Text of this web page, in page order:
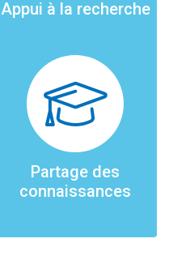
Appui à la recherche
Partage des
connaissances